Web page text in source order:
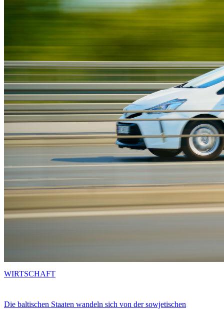
Die baltischen Staaten wandeln sich von der sowjetischen
WIRTSCHAFT